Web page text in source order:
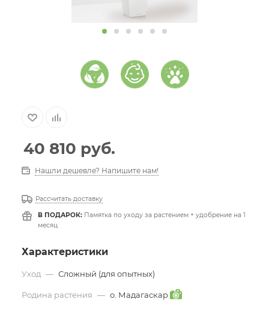
40 810 руб.
Нашли дешевле? Напишите нам!
Рассчитать доставку
В ПОДАРОК: Памятка по уходу за растением + удобрение на 1
месяц
Характеристики
Уход — Сложный (для опытных)
Родина растения — о. Мадагаскар